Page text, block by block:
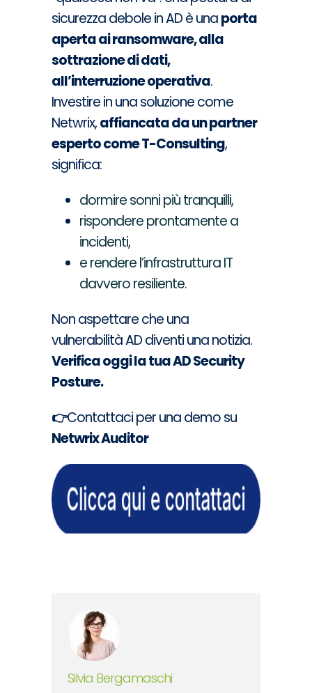
sicurezza debole in AD è unaporta
aperta ai ransomware, alla
sottrazione di dati,
all’interruzione operativa.
Investire in una soluzione come
Netwrix,affiancata da un partner
esperto come T-Consulting,
significa:
dormire sonni più tranquilli,
rispondere prontamente a
incidenti,
e rendere l’infrastruttura IT
davvero resiliente.
Non aspettare che una
vulnerabilità AD diventi una notizia.
Verifica oggi la tua AD Security
Posture.
👉Contattaci per una demo su
Netwrix Auditor
Silvia Bergamaschi